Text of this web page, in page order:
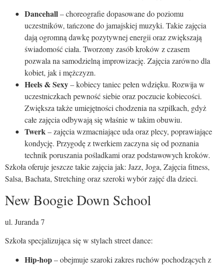
Dancehall– choreografie dopasowane do poziomu
uczestników, tańczone do jamajskiej muzyki. Takie zajęcia
dają ogromną dawkę pozytywnej energii oraz zwiększają
świadomość ciała. Tworzony zasób kroków z czasem
pozwala na samodzielną improwizację. Zajęcia zarówno dla
kobiet, jak i mężczyzn.
Heels & Sexy– kobiecy taniec pełen wdzięku. Rozwija w
uczestniczkach pewność siebie oraz poczucie kobiecości.
Zwiększa także umiejętności chodzenia na szpilkach, gdyż
całe zajęcia odbywają się właśnie w takim obuwiu.
Twerk– zajęcia wzmacniające uda oraz plecy, poprawiające
kondycję. Przygodę z twerkiem zaczyna się od poznania
technik poruszania pośladkami oraz podstawowych kroków.
Szkoła oferuje jeszcze takie zajęcia jak: Jazz, Joga, Zajęcia fitness,
Salsa, Bachata, Stretching oraz szeroki wybór zajęć dla dzieci.
New Boogie Down School
ul. Juranda 7
Szkoła specjalizująca się w stylach street dance:
Hip-hop– obejmuje szaroki zakres ruchów pochodzących z